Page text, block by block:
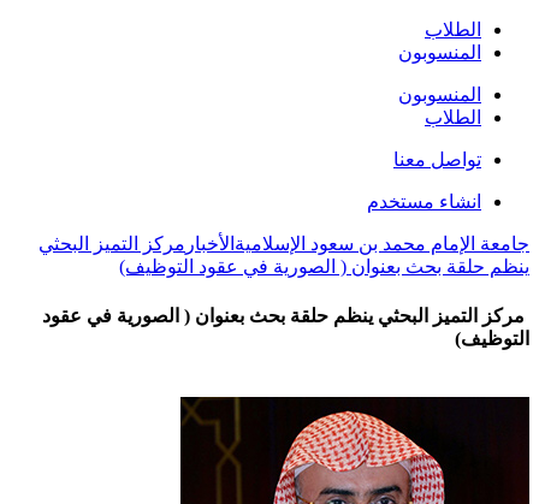
الطلاب
المنسوبون
المنسوبون
الطلاب
تواصل معنا
انشاء مستخدم
جامعة الإمام محمد بن سعود الإسلامية الأخبار مركز التميز البحثي
ينظم حلقة بحث بعنوان ( الصورية في عقود التوظيف)
مركز التميز البحثي ينظم حلقة بحث بعنوان ( الصورية في عقود
التوظيف)